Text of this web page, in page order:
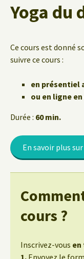
Yoga du
Ce cours est donné
suivre ce cours :
en présentiel
ou en ligne
Durée : 60 min.
En savoir plus
cours ?
Inscrivez-vous en
1. Envoyez le